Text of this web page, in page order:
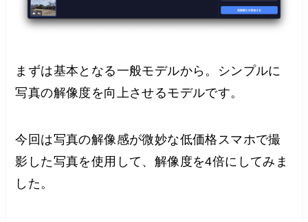
まずは基本となる一般モデルから。シンプルに
写真の解像度を向上させるモデルです。
今回は写真の解像感が微妙な低価格スマホで撮
影した写真を使用して、解像度を4倍にしてみま
した。